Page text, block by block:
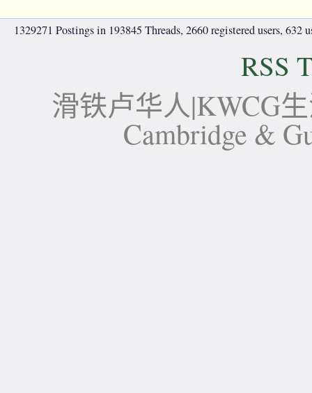
1329271 Postings in 193845 Threads, 2660 registered users, 632
RSS
滑铁卢华人|KWCG
Cambridge &